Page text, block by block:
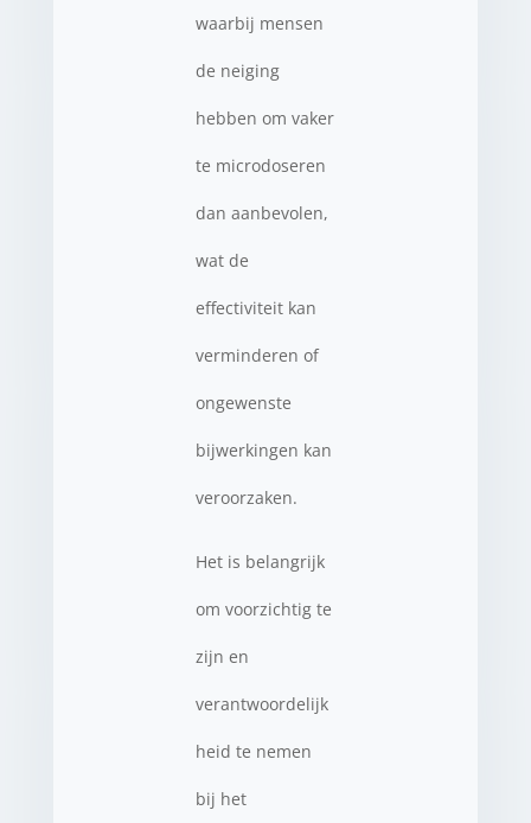
waarbij mensen
de neiging
hebben om vaker
te microdoseren
dan aanbevolen,
wat de
effectiviteit kan
verminderen of
ongewenste
bijwerkingen kan
veroorzaken.
Het is belangrijk
om voorzichtig te
zijn en
verantwoordelijk
heid te nemen
bij het